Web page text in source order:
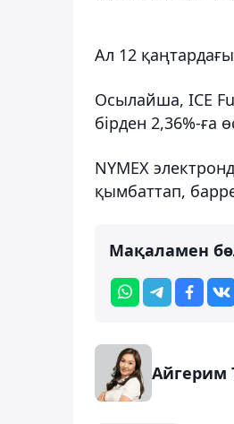
Ал 12
Осылайша, ICE
бірден 2,36%-ға
NYMEX
қымбаттап,
Мақаламен
Айгерим